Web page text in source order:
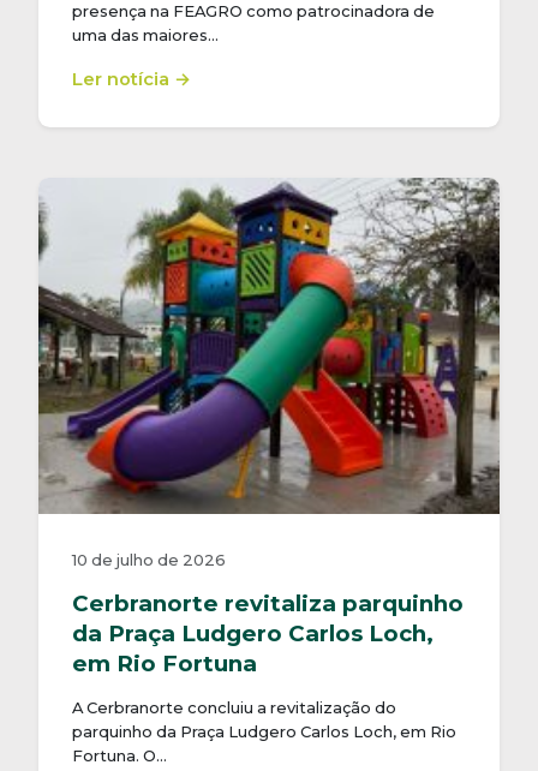
presença na FEAGRO como patrocinadora de
uma das maiores…
Ler notícia →
10 de julho de 2026
Cerbranorte revitaliza parquinho
da Praça Ludgero Carlos Loch,
em Rio Fortuna
A Cerbranorte concluiu a revitalização do
parquinho da Praça Ludgero Carlos Loch, em Rio
Fortuna. O…